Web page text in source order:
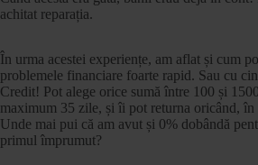
achitat reparația.
În urma acestei experiențe, am aflat și cum
problemele financiare foarte rapid. Sau cu
Credit! Pot alege orice sumă între 100 și
maximum 35 zile, și îi pot returna oricând, în
Unde mai pui că am avut și 0% dobândă
primul împrumut?